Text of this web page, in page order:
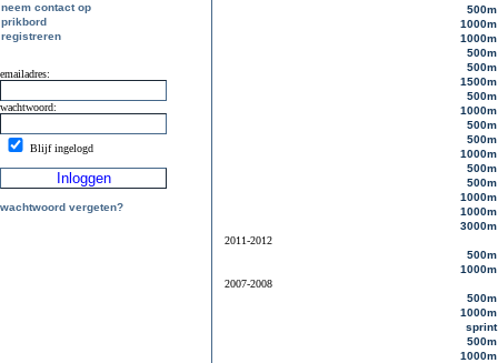
neem contact op
prikbord
registreren
emailadres:
wachtwoord:
Blijf ingelogd
wachtwoord vergeten?
500m
1000m
1000m
500m
500m
1500m
500m
1000m
500m
500m
1000m
500m
500m
1000m
1000m
3000m
2011-2012
500m
1000m
2007-2008
500m
1000m
sprint
500m
1000m